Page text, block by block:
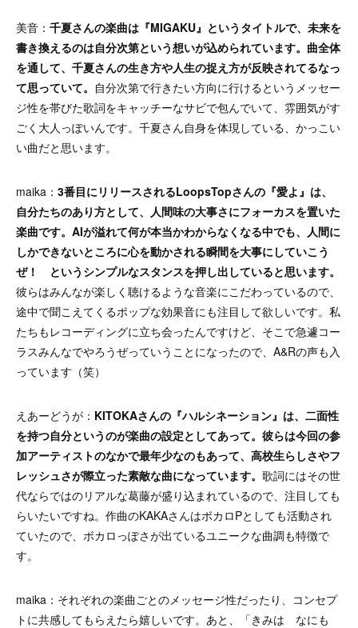
美音： 千夏さんの楽曲は『MIGAKU』というタイトルで、未来を
書き換えるのは自分次第という想いが込められています。曲全体
を通して、千夏さんの生き方や人生の捉え方が反映されてるなっ
て思っていて。 自分次第で行きたい方向に行けるというメッセー
ジ性を帯びた歌詞をキャッチーなサビで包んでいて、雰囲気がす
ごく大人っぽいんです。千夏さん自身を体現している、かっこい
い曲だと思います。
maika： 3番目にリリースされるLoopsTopさんの『愛よ』は、
自分たちのあり方として、人間味の大事さにフォーカスを置いた
楽曲です。AIが溢れて何が本当かわからなくなる中でも、人間に
しかできないところに心を動かされる瞬間を大事にしていこう
ぜ！ というシンプルなスタンスを押し出していると思います。
彼らはみんなが楽しく聴けるような音楽にこだわっているので、
途中で聞こえてくるポップな効果音にも注目して欲しいです。私
たちもレコーディングに立ち会ったんですけど、そこで急遽コー
ラスみんなでやろうぜっていうことになったので、A&Rの声も入
っています（笑）
えあーどうが： KITOKAさんの『ハルシネーション』は、二面性
を持つ自分というのが楽曲の設定としてあって。彼らは今回の参
加アーティストのなかで最年少なのもあって、高校生らしさやフ
レッシュさが際立った素敵な曲になっています。 歌詞にはその世
代ならではのリアルな葛藤が盛り込まれているので、注目しても
らいたいですね。作曲のKAKAさんはボカロPとしても活動され
ていたので、ボカロっぽさが出ているユニークな曲調も特徴で
す。
maika：それぞれの楽曲ごとのメッセージ性だったり、コンセプ
トに共感してもらえたら嬉しいです。あと、「きみは なにも